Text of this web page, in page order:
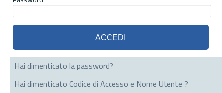
Hai dimenticato la password?
Hai dimenticato Codice di Accesso e Nome Utente ?